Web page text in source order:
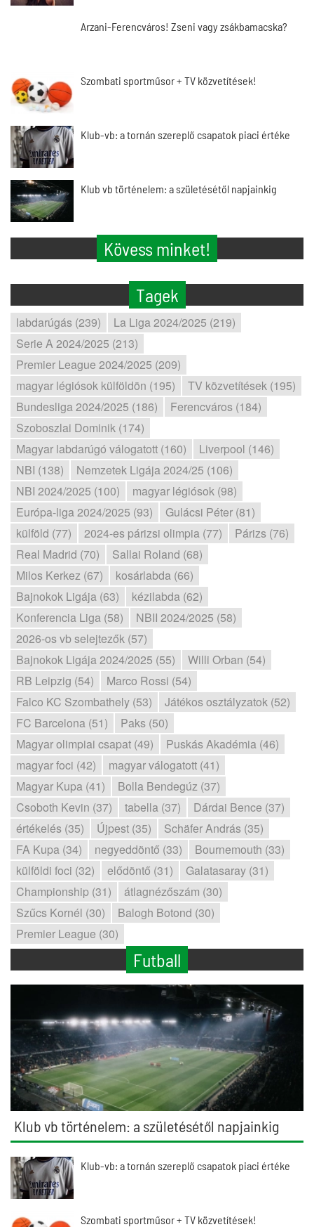
Arzani-Ferencváros! Zseni vagy zsákbamacska?
Szombati sportműsor + TV közvetítések!
Klub-vb: a tornán szereplő csapatok piaci értéke
Klub vb történelem: a születésétől napjainkig
Kövess minket!
Tagek
labdarúgás (239)
La Liga 2024/2025 (219)
Serie A 2024/2025 (213)
Premier League 2024/2025 (209)
magyar légiósok külföldön (195)
TV közvetítések (195)
Bundesliga 2024/2025 (186)
Ferencváros (184)
Szoboszlai Dominik (174)
Magyar labdarúgó válogatott (160)
Liverpool (146)
NBI (138)
Nemzetek Ligája 2024/25 (106)
NBI 2024/2025 (100)
magyar légiósok (98)
Európa-liga 2024/2025 (93)
Gulácsi Péter (81)
külföld (77)
2024-es párizsi olimpia (77)
Párizs (76)
Real Madrid (70)
Sallai Roland (68)
Milos Kerkez (67)
kosárlabda (66)
Bajnokok Ligája (63)
kézilabda (62)
Konferencia Liga (58)
NBII 2024/2025 (58)
2026-os vb selejtezők (57)
Bajnokok Ligája 2024/2025 (55)
Willi Orban (54)
RB Leipzig (54)
Marco Rossi (54)
Falco KC Szombathely (53)
Játékos osztályzatok (52)
FC Barcelona (51)
Paks (50)
Magyar olimpiai csapat (49)
Puskás Akadémia (46)
magyar foci (42)
magyar válogatott (41)
Magyar Kupa (41)
Bolla Bendegúz (37)
Csoboth Kevin (37)
tabella (37)
Dárdai Bence (37)
értékelés (35)
Újpest (35)
Schäfer András (35)
FA Kupa (34)
negyeddöntő (33)
Bournemouth (33)
külföldi foci (32)
elődöntő (31)
Galatasaray (31)
Championship (31)
átlagnézőszám (30)
Szűcs Kornél (30)
Balogh Botond (30)
Premier League (30)
Futball
Klub vb történelem: a születésétől napjainkig
Klub-vb: a tornán szereplő csapatok piaci értéke
Szombati sportműsor + TV közvetítések!